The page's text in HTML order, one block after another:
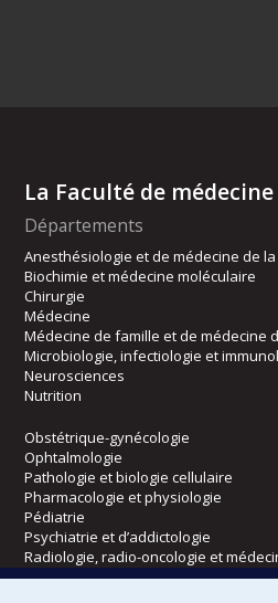
La Faculté de médecine
Départements
Anesthésiologie et de médecine de
Biochimie et médecine moléculaire
Chirurgie
Médecine
Médecine de famille et de médecine
Microbiologie, infectiologie et
Neurosciences
Nutrition
Obstétrique-gynécologie
Ophtalmologie
Pathologie et biologie cellulaire
Pharmacologie et physiologie
Pédiatrie
Psychiatrie et d’addictologie
Radiologie, radio-oncologie et